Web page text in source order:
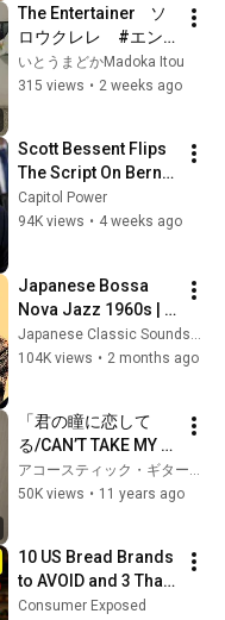
The Entertainer    ソ
ロウクレレ　#エン
ターテイナー
いとうまどかMadoka Itou
315 views • 2 weeks ago
Scott Bessent Flips
The Script On Bernie
Sanders With One
Biden Question
Capitol Power
94K views • 4 weeks ago
Japanese Bossa
Nova Jazz 1960s |
Two Sugars, No
Hurry
104K views • 2 months ago
「君の瞳に恋して
る/CAN’T TAKE MY
EYES OFF OF YOU」
富永寛之のソロ・ウ
アコースティック・ギター・マガジン
50K views • 11 years ago
10 US Bread Brands
to AVOID and 3 That
Are Actually Safe
Consumer Exposed